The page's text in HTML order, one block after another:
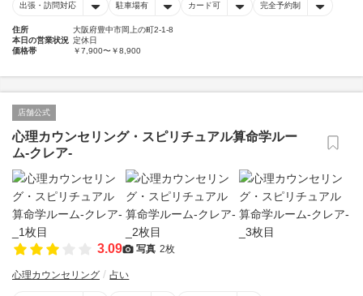
出張・訪問対応 駐車場有 カード可 完全予約制
住所
大阪府豊中市岡上の町2-1-8
本日の営業状況 定休日
価格帯
￥7,900〜￥8,900
店舗公式
心理カウンセリング・スピリチュアル算命学ルー
ム-クレア-
3.09 写真 2枚
心理カウンセリング 占い